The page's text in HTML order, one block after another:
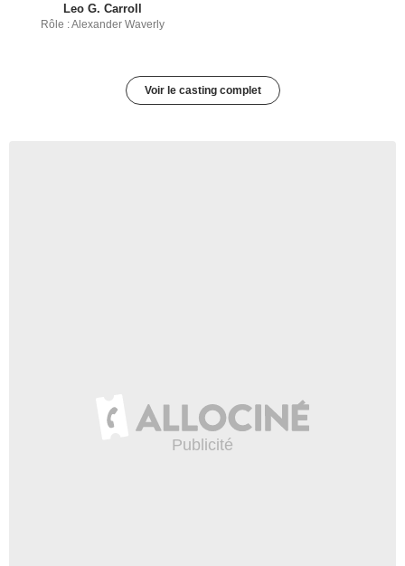
Leo G. Carroll
Rôle : Alexander Waverly
Voir le casting complet